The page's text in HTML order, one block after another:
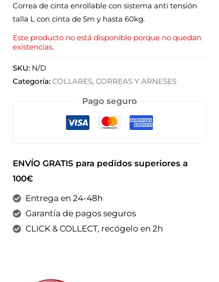
Correa de cinta enrollable con sistema anti tensión
talla L con cinta de 5m y hasta 60kg.
Este producto no está disponible porque no quedan
existencias.
SKU: N/D
Categoría:COLLARES, CORREAS Y ARNESES
Pago seguro
ENVÍO GRATIS para pedidos superiores a
100€
Entrega en 24-48h
Garantía de pagos seguros
CLICK & COLLECT, recógelo en 2h